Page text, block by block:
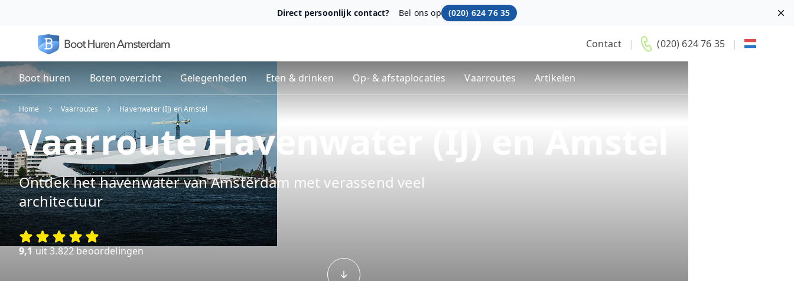
Direct persoonlijk contact? Bel ons op (020) 624 76 35
Contact | (020) 624 76 35 |
Boot huren Boten overzicht Gelegenheden Eten & drinken Op- & afstaplocaties Vaarroutes Artikelen
Home Vaarroutes Havenwater (IJ) en Amstel
Vaarroute Havenwater (IJ) en Amstel
Ontdek het havenwater van Amsterdam met verassend veel
architectuur
9,1 uit 3.822 beoordelingen